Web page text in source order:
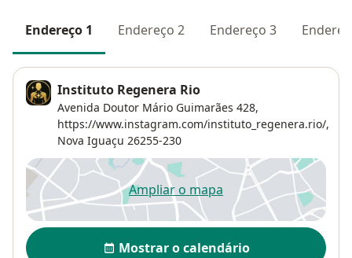
Endereço 1 Endereço 2 Endereço 3
Instituto Regenera Rio
Avenida Doutor Mário Guimarães 428,
https://www.instagram.com/instituto_regenera.rio/,
Nova Iguaçu 26255-230
Ampliar o mapaabre num novo separador
Disponibilidade
Mostrar o calendário